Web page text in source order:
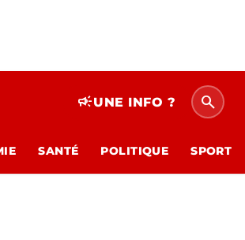
campaignUNE INFO ? search
SANTÉ POLITIQUE SPORT